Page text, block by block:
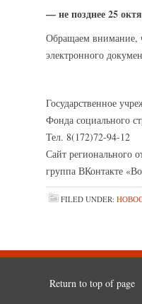
— не позднее 25
Обращаем внимание,
электронного
Государственное
Фонда социального
Тел. 8(172)72-94-12
Сайт регионального
группа ВКонтакте
FILED UNDER:
Return to top of page